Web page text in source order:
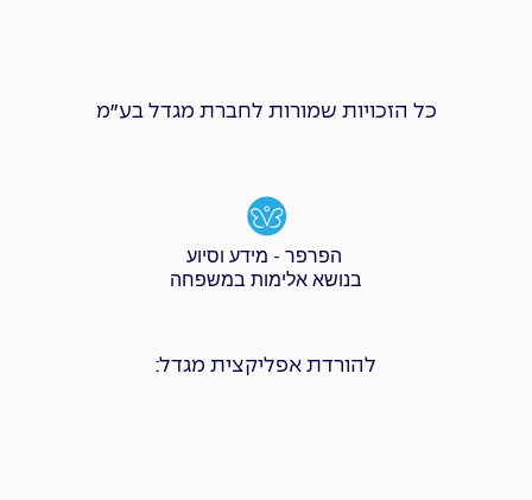
כל הזכויות שמורות לחברת מגדל בע״מ
הפרפר - מידע וסיוע
בנושא אלימות במשפחה
להורדת אפליקצית מגדל: